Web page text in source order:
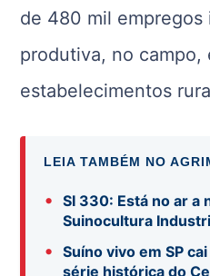
de 480 mil empregos
produtiva, no campo,
estabelecimentos
LEIA TAMBÉM NO
•
SI 330: Está no ar a
Suinocultura
•
Suíno vivo em SP
série histórica do